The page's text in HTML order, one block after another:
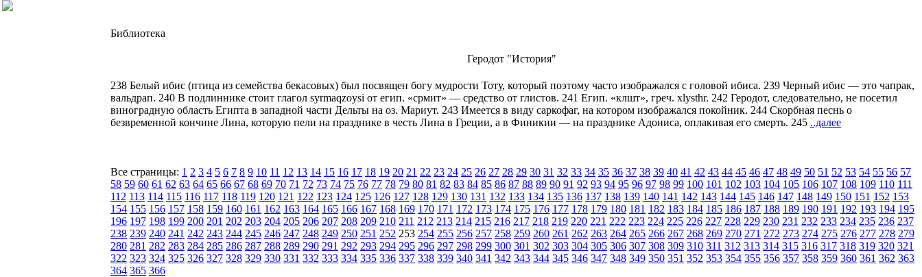
Библиотека
Геродот "История"
238 Белый ибис (птица из семейства бекасовых) был посвящен богу мудрости Тоту, который поэтому часто изображался с головой ибиса. 239 Черный ибис — это чапрак,
вальдрап. 240 В подлиннике стоит глагол syrmaqzoysi от егип. «срмит» — средство от глистов. 241 Егип. «клшт», греч. xlysthr. 242 Геродот, следовательно, не посетил
виноградную область Египта в западной части Дельты на оз. Мариут. 243 Имеется в виду саркофаг, на котором изображался покойник. 244 Скорбная песнь о
безвременной кончине Лина, которую пели на празднике в честь Лина в Греции, а в Финикии — на празднике Адониса, оплакивая его смерть. 245 ..далее
Все страницы: 1 2 3 4 5 6 7 8 9 10 11 12 13 14 15 16 17 18 19 20 21 22 23 24 25 26 27 28 29 30 31 32 33 34 35 36 37 38 39 40 41 42 43 44 45 46 47 48 49 50 51 52 53 54 55 56 57
58 59 60 61 62 63 64 65 66 67 68 69 70 71 72 73 74 75 76 77 78 79 80 81 82 83 84 85 86 87 88 89 90 91 92 93 94 95 96 97 98 99 100 101 102 103 104 105 106 107 108 109 110 111
112 113 114 115 116 117 118 119 120 121 122 123 124 125 126 127 128 129 130 131 132 133 134 135 136 137 138 139 140 141 142 143 144 145 146 147 148 149 150 151 152 153
154 155 156 157 158 159 160 161 162 163 164 165 166 167 168 169 170 171 172 173 174 175 176 177 178 179 180 181 182 183 184 185 186 187 188 189 190 191 192 193 194 195
196 197 198 199 200 201 202 203 204 205 206 207 208 209 210 211 212 213 214 215 216 217 218 219 220 221 222 223 224 225 226 227 228 229 230 231 232 233 234 235 236 237
238 239 240 241 242 243 244 245 246 247 248 249 250 251 252 253 254 255 256 257 258 259 260 261 262 263 264 265 266 267 268 269 270 271 272 273 274 275 276 277 278 279
280 281 282 283 284 285 286 287 288 289 290 291 292 293 294 295 296 297 298 299 300 301 302 303 304 305 306 307 308 309 310 311 312 313 314 315 316 317 318 319 320 321
322 323 324 325 326 327 328 329 330 331 332 333 334 335 336 337 338 339 340 341 342 343 344 345 346 347 348 349 350 351 352 353 354 355 356 357 358 359 360 361 362 363
364 365 366